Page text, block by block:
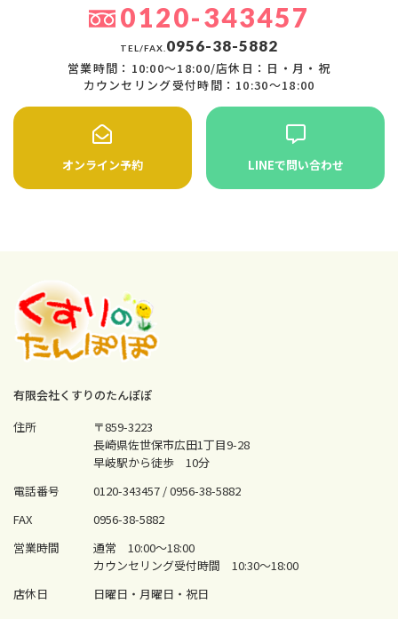
0120-343457
TEL/FAX. 0956-38-5882
営業時間：10:00〜18:00/店休日：日・月・祝
カウンセリング受付時間：10:30〜18:00
オンライン予約 LINEで問い合わせ
有限会社くすりのたんぽぽ
住所
〒859-3223
長崎県佐世保市広田1丁目9-28
早岐駅から徒歩 10分
電話番号
0120-343457 /0956-38-5882
FAX
0956-38-5882
営業時間
通常 10:00〜18:00
カウンセリング受付時間 10:30〜18:00
店休日
日曜日・月曜日・祝日